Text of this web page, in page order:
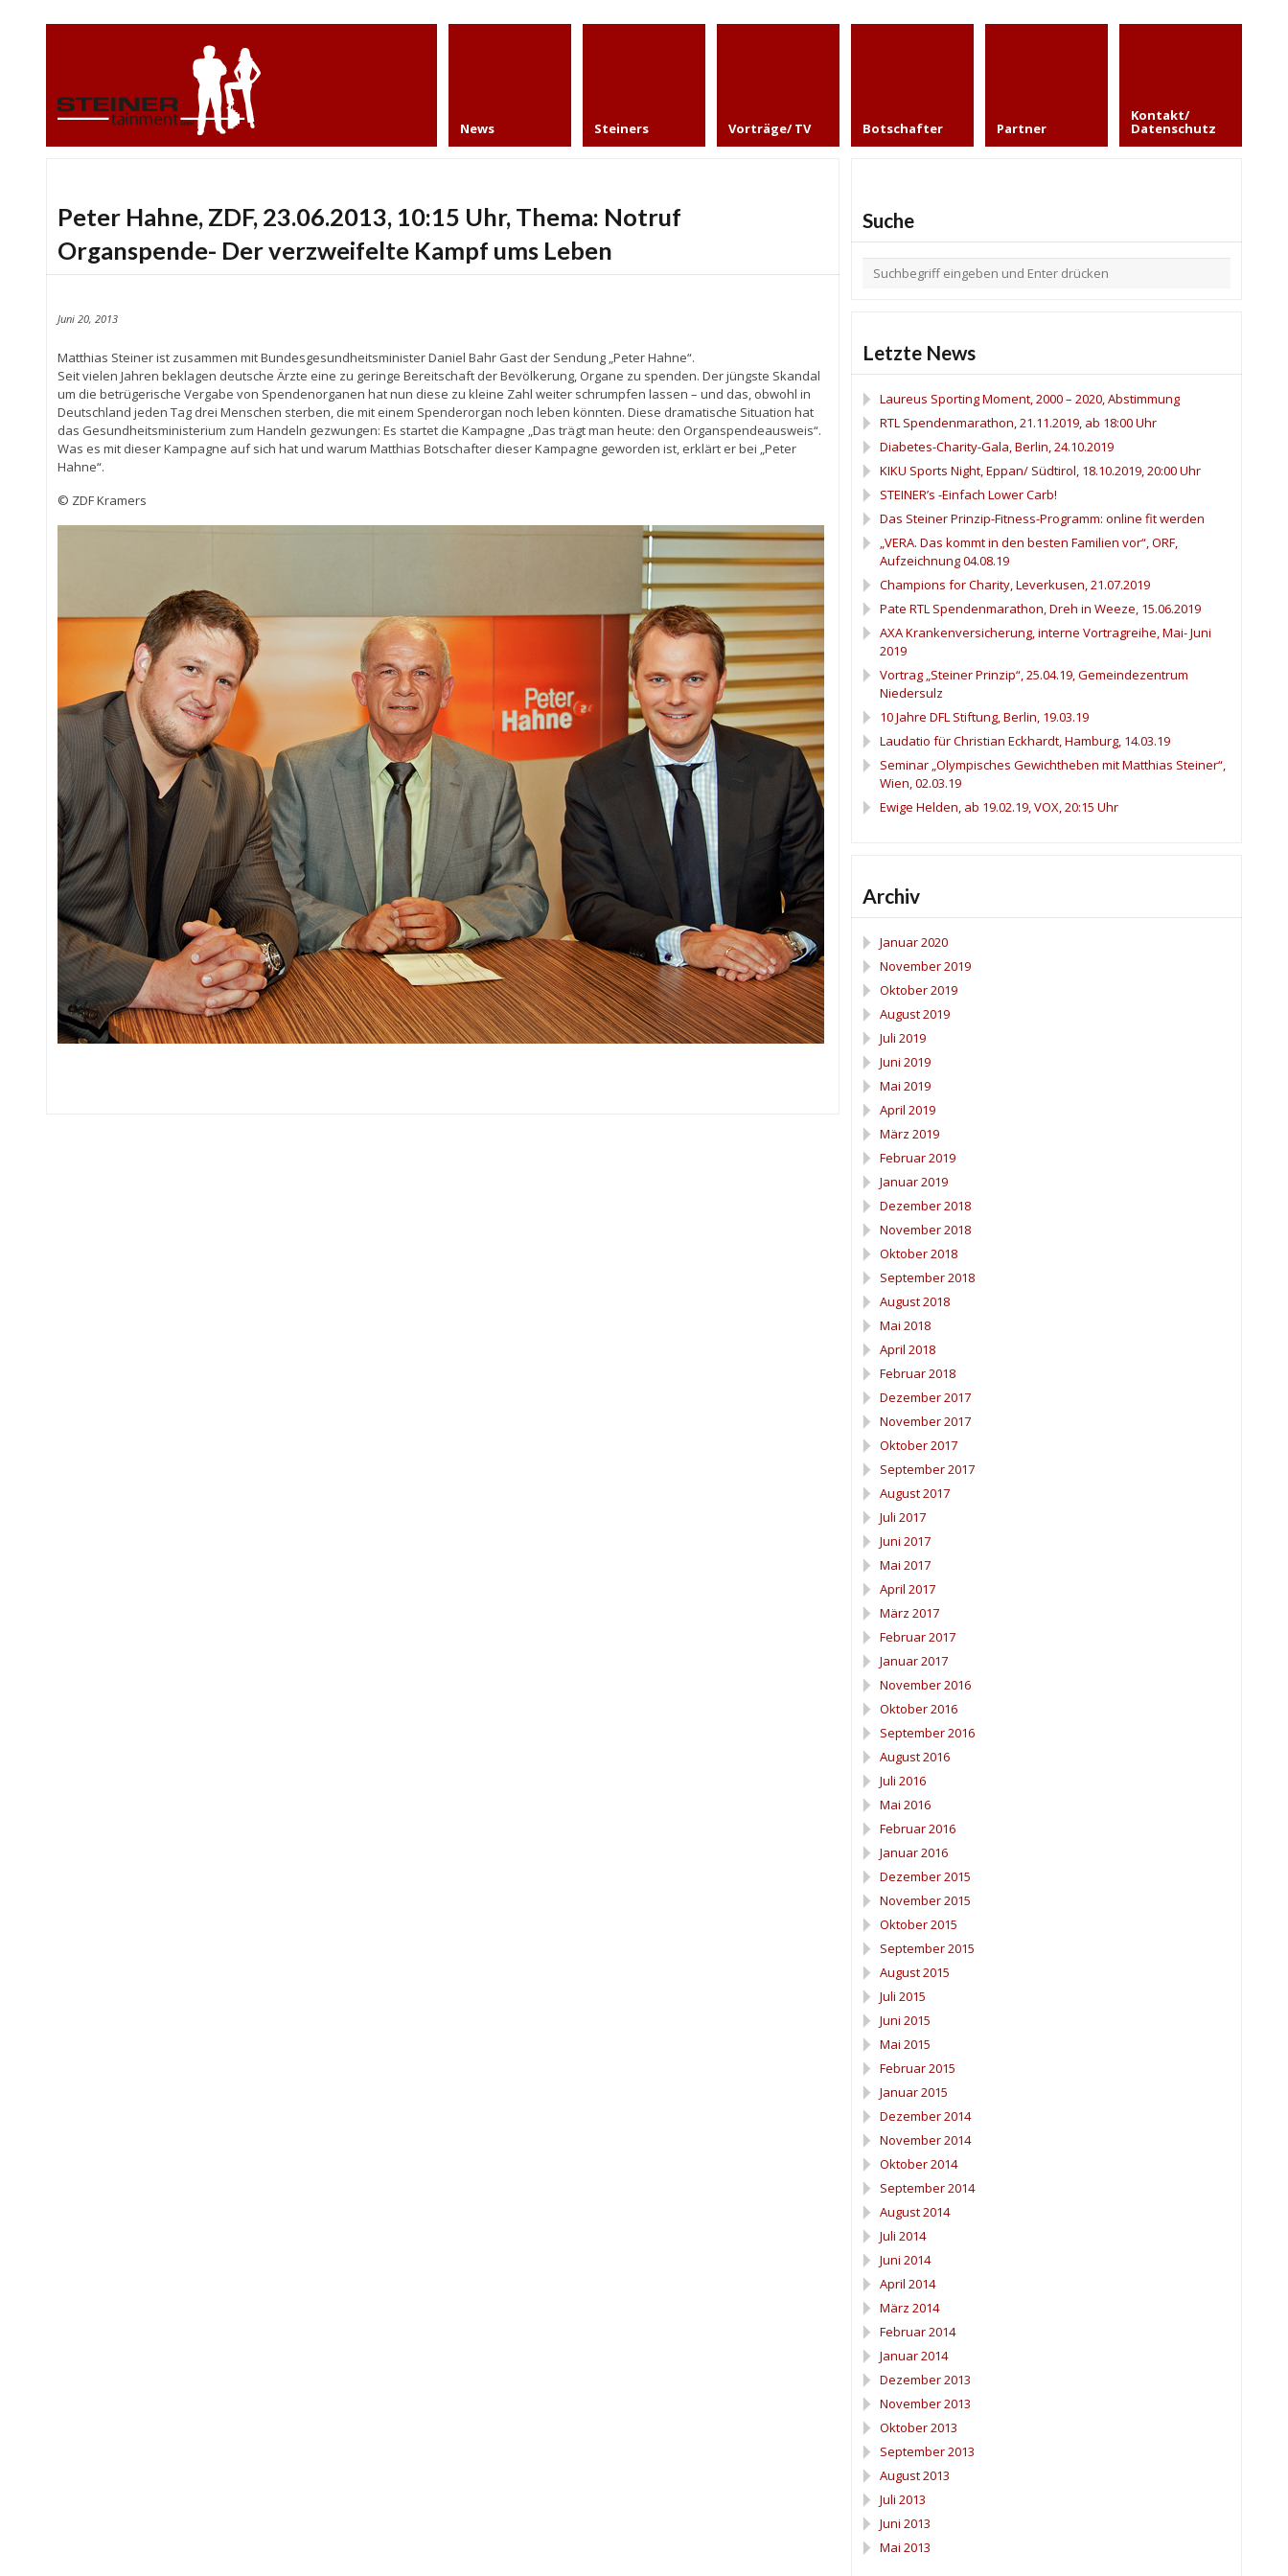
News Steiners Vorträge/ TV Botschafter Partner
Kontakt/
Datenschutz
Peter Hahne, ZDF, 23.06.2013, 10:15 Uhr, Thema: Notruf
Organspende- Der verzweifelte Kampf ums Leben
Juni 20, 2013
Matthias Steiner ist zusammen mit Bundesgesundheitsminister Daniel Bahr Gast der Sendung „Peter Hahne“.
Seit vielen Jahren beklagen deutsche Ärzte eine zu geringe Bereitschaft der Bevölkerung, Organe zu spenden. Der jüngste Skandal
um die betrügerische Vergabe von Spendenorganen hat nun diese zu kleine Zahl weiter schrumpfen lassen – und das, obwohl in
Deutschland jeden Tag drei Menschen sterben, die mit einem Spenderorgan noch leben könnten. Diese dramatische Situation hat
das Gesundheitsministerium zum Handeln gezwungen: Es startet die Kampagne „Das trägt man heute: den Organspendeausweis“.
Was es mit dieser Kampagne auf sich hat und warum Matthias Botschafter dieser Kampagne geworden ist, erklärt er bei „Peter
Hahne“.
© ZDF Kramers
Suche
Letzte News
Laureus Sporting Moment, 2000 – 2020, Abstimmung
RTL Spendenmarathon, 21.11.2019, ab 18:00 Uhr
Diabetes-Charity-Gala, Berlin, 24.10.2019
KIKU Sports Night, Eppan/ Südtirol, 18.10.2019, 20:00 Uhr
STEINER’s -Einfach Lower Carb!
Das Steiner Prinzip-Fitness-Programm: online fit werden
„VERA. Das kommt in den besten Familien vor“, ORF,
Aufzeichnung 04.08.19
Champions for Charity, Leverkusen, 21.07.2019
Pate RTL Spendenmarathon, Dreh in Weeze, 15.06.2019
AXA Krankenversicherung, interne Vortragreihe, Mai- Juni
2019
Vortrag „Steiner Prinzip“, 25.04.19, Gemeindezentrum
Niedersulz
10 Jahre DFL Stiftung, Berlin, 19.03.19
Laudatio für Christian Eckhardt, Hamburg, 14.03.19
Seminar „Olympisches Gewichtheben mit Matthias Steiner“,
Wien, 02.03.19
Ewige Helden, ab 19.02.19, VOX, 20:15 Uhr
Archiv
Januar 2020
November 2019
Oktober 2019
August 2019
Juli 2019
Juni 2019
Mai 2019
April 2019
März 2019
Februar 2019
Januar 2019
Dezember 2018
November 2018
Oktober 2018
September 2018
August 2018
Mai 2018
April 2018
Februar 2018
Dezember 2017
November 2017
Oktober 2017
September 2017
August 2017
Juli 2017
Juni 2017
Mai 2017
April 2017
März 2017
Februar 2017
Januar 2017
November 2016
Oktober 2016
September 2016
August 2016
Juli 2016
Mai 2016
Februar 2016
Januar 2016
Dezember 2015
November 2015
Oktober 2015
September 2015
August 2015
Juli 2015
Juni 2015
Mai 2015
Februar 2015
Januar 2015
Dezember 2014
November 2014
Oktober 2014
September 2014
August 2014
Juli 2014
Juni 2014
April 2014
März 2014
Februar 2014
Januar 2014
Dezember 2013
November 2013
Oktober 2013
September 2013
August 2013
Juli 2013
Juni 2013
Mai 2013